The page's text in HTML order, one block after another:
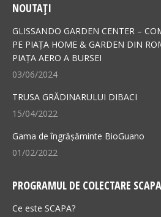
opens
in
new
window
opens
in
new
window
NOUTAȚI
GLISSANDO GARDEN CENTER –
PE PIAȚA HOME & GARDEN DIN
PIAȚA AERO A BURSEI
03/06/2024
TRUSA GRĂDINARULUI DIBACI
15/04/2022
Gama de îngrășăminte BioGuano
01/02/2022
PROGRAMUL DE COLECTARE SCAPA
Ce este SCAPA?